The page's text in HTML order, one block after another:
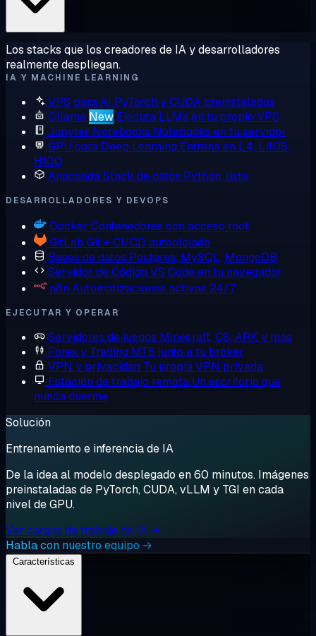
Los stacks que los creadores de IA y desarrolladores
realmente despliegan.
IA Y MACHINE LEARNING
VPS para AI PyTorch y CUDA preinstalados
Ollama New Ejecuta LLMs en tu propio VPS
Jupyter Notebooks Notebooks en tu servidor
GPU para Deep Learning Entrena en L4, L40S,
H100
AnacondaStack de datos Python, lista
DESARROLLADORES Y DEVOPS
Docker Contenedores con acceso root
GitLab Git + CI/CD autoalojado
Bases de datos Postgres, MySQL, MongoDB
Servidor de Código VS Code en tu navegador
n8n Automatizaciones activas 24/7
EJECUTAR Y OPERAR
Servidores de juegos Minecraft, CS, ARK y más
Forex y Trading MT5 junto a tu bróker
VPN y privacidad Tu propia VPN privada
Estación de trabajo remota Un escritorio que
nunca duerme
Solución
Entrenamiento e inferencia de IA
De la idea al modelo desplegado en 60 minutos. Imágenes
preinstaladas de PyTorch, CUDA, vLLM y TGI en cada
nivel de GPU.
Ver cargas de trabajo de IA →
Habla con nuestro equipo →